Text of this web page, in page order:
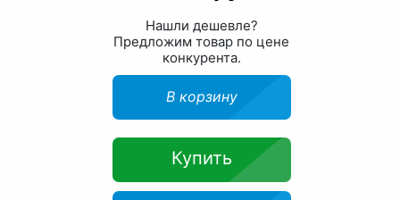
Нашли дешевле?
Предложим товар по цене
конкурента.
В корзину
Купить